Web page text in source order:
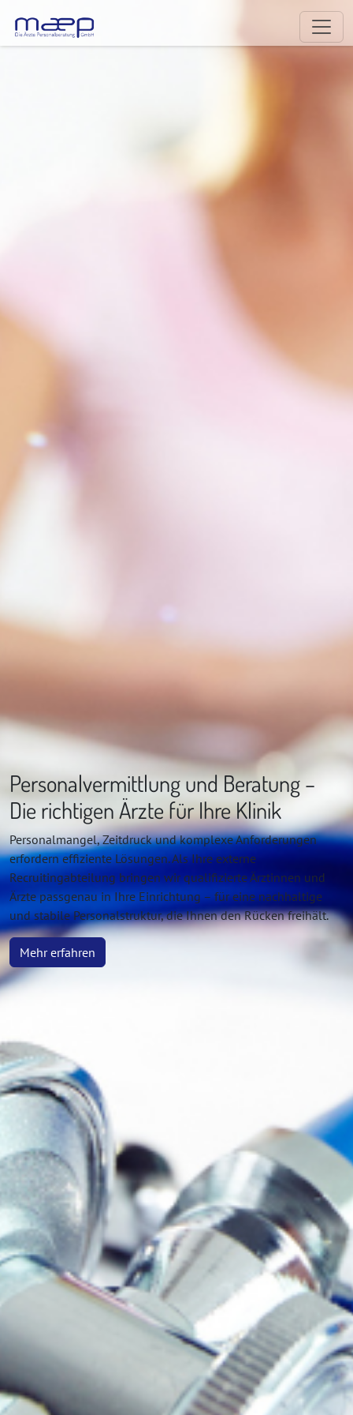
Personalvermittlung und Beratung –
Die richtigen Ärzte für Ihre Klinik
Personalmangel, Zeitdruck und komplexe Anforderungen
erfordern effiziente Lösungen. Als Ihre externe
Recruitingabteilung bringen wir qualifizierte Ärztinnen und
Ärzte passgenau in Ihre Einrichtung – für eine nachhaltige
und stabile Personalstruktur, die Ihnen den Rücken freihält.
Mehr erfahren